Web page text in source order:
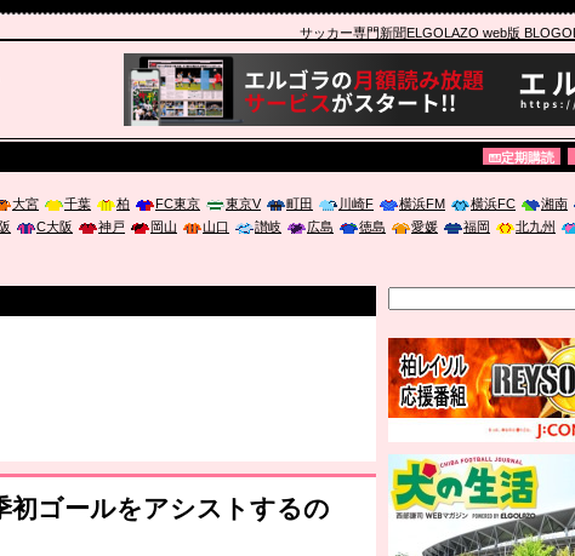
サッカー専門新聞ELGOLAZO web版
定期購読
大宮 千葉 柏 FC東京 東京V 町田 川崎F 横浜FM 横浜FC 湘南
C大阪 神戸 岡山 山口 讃岐 広島 徳島 愛媛 福岡 北九州
命を守る ～エネルギー危機時代の猛暑対策～」に登壇
初ゴールをアシストするの